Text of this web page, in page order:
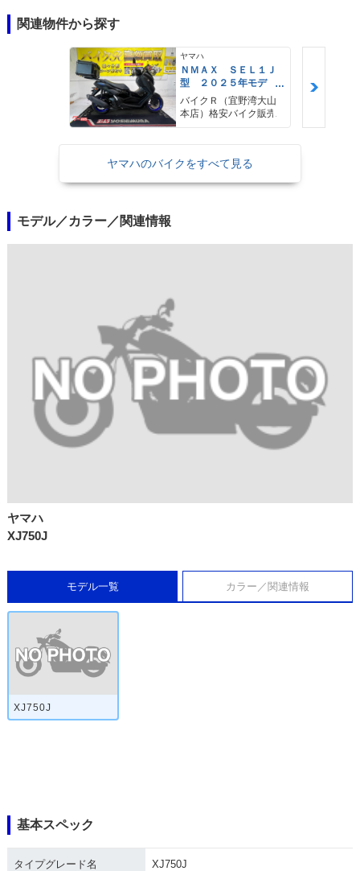
関連物件から探す
ヤマハ
ＮＭＡＸ ＳＥＬ１Ｊ
型 ２０２５年モデ
ル ＡＢＳ キーレ
ス リアキャリア リ
アＢＯＸ
バイクＲ（宜野湾大山
本店）格安バイク販売
ヤマハのバイクをすべて見る
モデル／カラー／関連情報
ヤマハ
XJ750J
モデル一覧 カラー／関連情報
XJ750J
基本スペック
タイプグレード名 XJ750J